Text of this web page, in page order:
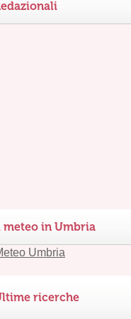
meteo in Umbria
ricerche